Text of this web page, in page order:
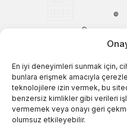
En iyi deneyimleri sunmak için,
bunlara erişmek amacıyla
teknolojilere izin vermek, bu
benzersiz kimlikler gibi verileri
vermemek veya onayı geri
olumsuz etkileyebilir.